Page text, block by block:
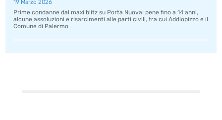
19 Marzo 2026
Prime condanne dal maxi blitz su Porta Nuova: pene fino a 14 anni,
alcune assoluzioni e risarcimenti alle parti civili, tra cui Addiopizzo e il
Comune di Palermo